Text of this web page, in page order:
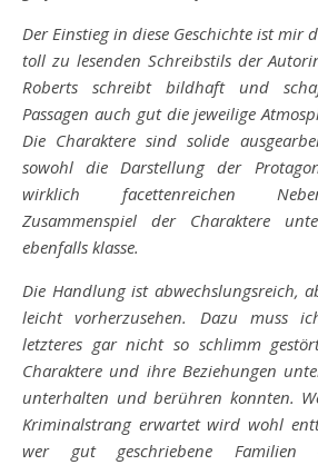
Der Einstieg in diese Geschichte ist mir
toll zu lesenden Schreibstils der
Roberts schreibt bildhaft und
Passagen auch gut die jeweilige
Die Charaktere sind solide
sowohl die Darstellung der
wirklich facettenreichen
Zusammenspiel der Charaktere
ebenfalls klasse.
Die Handlung ist abwechslungsreich,
leicht vorherzusehen. Dazu muss
letzteres gar nicht so schlimm
Charaktere und ihre Beziehungen
unterhalten und berühren konnten.
Kriminalstrang erwartet wird wohl
wer gut geschriebene